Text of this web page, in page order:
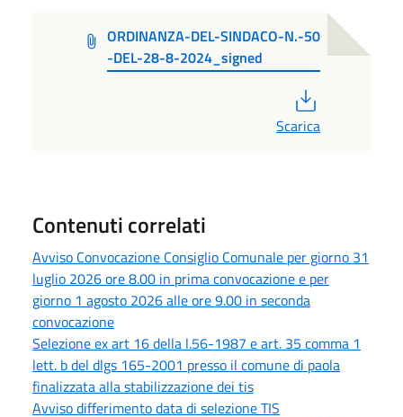
ORDINANZA-DEL-SINDACO-N.-50
-DEL-28-8-2024_signed
Scarica
Contenuti correlati
Avviso Convocazione Consiglio Comunale per giorno 31
luglio 2026 ore 8.00 in prima convocazione e per
giorno 1 agosto 2026 alle ore 9.00 in seconda
convocazione
Selezione ex art 16 della l.56-1987 e art. 35 comma 1
lett. b del dlgs 165-2001 presso il comune di paola
finalizzata alla stabilizzazione dei tis
Avviso differimento data di selezione TIS